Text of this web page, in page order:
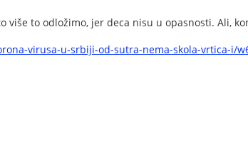
to odložimo, jer deca nisu u opasnosti. Ali,
virusa-u-srbiji-od-sutra-nema-skola-vrtica-i/